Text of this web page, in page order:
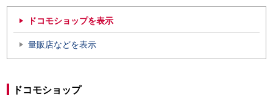
ドコモショップを表示
量販店などを表示
ドコモショップ